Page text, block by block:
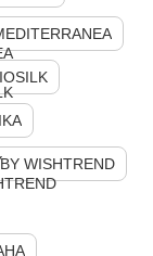
BY WISHTREND